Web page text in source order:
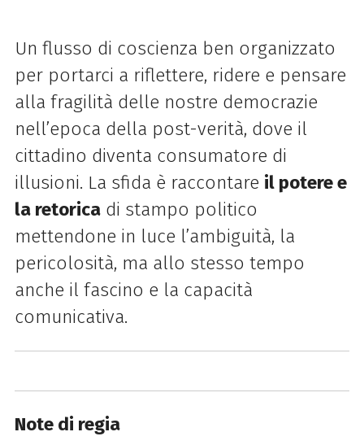
Un flusso di coscienza ben organizzato
per portarci a riflettere, ridere e pensare
alla fragilità delle nostre democrazie
nell’epoca della post-verità, dove il
cittadino diventa consumatore di
illusioni. La sfida è raccontare il potere e
la retoricadi stampo politico
mettendone in luce l’ambiguità, la
pericolosità, ma allo stesso tempo
anche il fascino e la capacità
comunicativa.
Note di regia